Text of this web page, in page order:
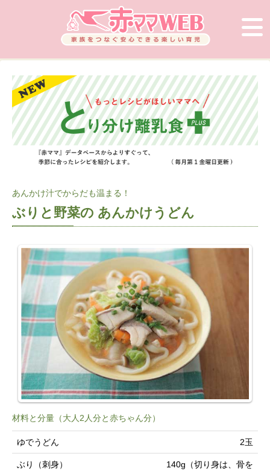
あんかけ汁でからだも温まる！
ぶりと野菜の あんかけうどん
材料と分量（大人2人分と赤ちゃん分）
ゆでうどん 2玉
ぶり（刺身）
140g（切り身は、骨を